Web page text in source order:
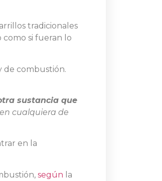
tradicionales
como si fueran lo
de combustión.
sustancia que
en cualquiera de
en la
según la